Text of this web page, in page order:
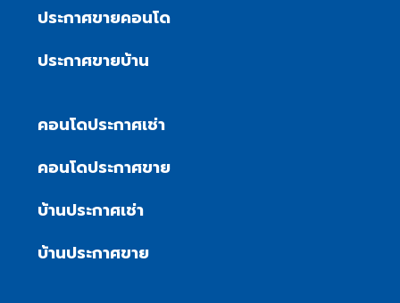
ประกาศขายคอนโด
ประกาศขายบ้าน
คอนโดประกาศเช่า
คอนโดประกาศขาย
บ้านประกาศเช่า
บ้านประกาศขาย